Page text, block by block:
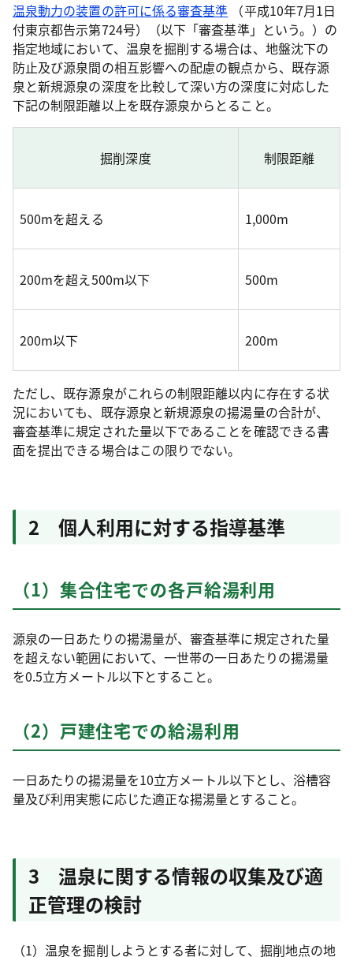
温泉動力の装置の許可に係る審査基準 （平成10年7月1日
付東京都告示第724号）（以下「審査基準」という。）の
指定地域において、温泉を掘削する場合は、地盤沈下の
防止及び源泉間の相互影響への配慮の観点から、既存源
泉と新規源泉の深度を比較して深い方の深度に対応した
下記の制限距離以上を既存源泉からとること。
掘削深度 制限距離
500mを超える 1,000m
200mを超え500m以下 500m
200m以下 200m
ただし、既存源泉がこれらの制限距離以内に存在する状
況においても、既存源泉と新規源泉の揚湯量の合計が、
審査基準に規定された量以下であることを確認できる書
面を提出できる場合はこの限りでない。
2 個人利用に対する指導基準
（1）集合住宅での各戸給湯利用
源泉の一日あたりの揚湯量が、審査基準に規定された量
を超えない範囲において、一世帯の一日あたりの揚湯量
を0.5立方メートル以下とすること。
（2）戸建住宅での給湯利用
一日あたりの揚湯量を10立方メートル以下とし、浴槽容
量及び利用実態に応じた適正な揚湯量とすること。
3 温泉に関する情報の収集及び適
正管理の検討
（1）温泉を掘削しようとする者に対して、掘削地点の地